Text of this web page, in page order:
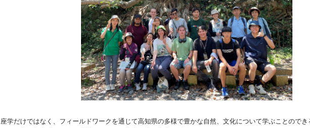
座学だけではなく、フィールドワークを通じて高知県の多様で豊かな自然、文化について学ぶことので